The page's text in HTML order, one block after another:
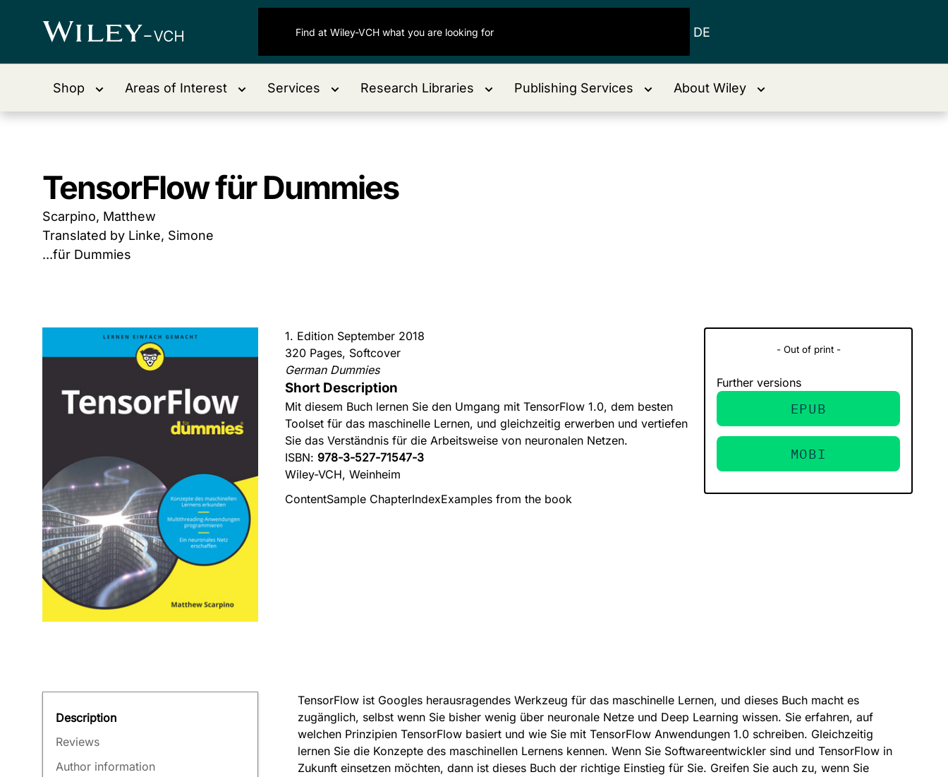
DE
Shop Areas of Interest Services Research Libraries Publishing Services About Wiley
TensorFlow für Dummies
Scarpino, Matthew
Translated by Linke, Simone
...für Dummies
1. Edition September 2018
320 Pages, Softcover
German Dummies
Short Description
Mit diesem Buch lernen Sie den Umgang mit TensorFlow 1.0, dem besten
Toolset für das maschinelle Lernen, und gleichzeitig erwerben und vertiefen
Sie das Verständnis für die Arbeitsweise von neuronalen Netzen.
ISBN: 978-3-527-71547-3
Wiley-VCH, Weinheim
ContentSample ChapterIndexExamples from the book
- Out of print -
Further versions
EPUB
MOBI
Description
Reviews
Author information
TensorFlow ist Googles herausragendes Werkzeug für das maschinelle Lernen, und dieses Buch macht es
zugänglich, selbst wenn Sie bisher wenig über neuronale Netze und Deep Learning wissen. Sie erfahren, auf
welchen Prinzipien TensorFlow basiert und wie Sie mit TensorFlow Anwendungen 1.0 schreiben. Gleichzeitig
lernen Sie die Konzepte des maschinellen Lernens kennen. Wenn Sie Softwareentwickler sind und TensorFlow in
Zukunft einsetzen möchten, dann ist dieses Buch der richtige Einstieg für Sie. Greifen Sie auch zu, wenn Sie